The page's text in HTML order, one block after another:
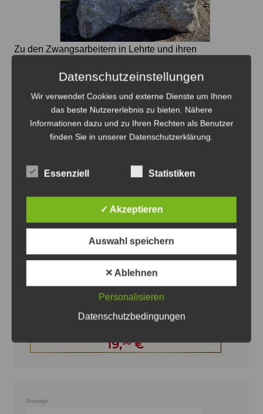
Zu den Zwangsarbeitern in Lehrte und ihren
diesen Gedenkstein - Foto: Stadt Lehrte
Zwangsarbeitslager und Tod
31. Juli 2026
Anzeige
Datenschutzeinstellungen
Wir verwendet Cookies und externe Dienste um Ihnen
das beste Nutzererlebnis zu bieten. Nähere
Informationen dazu und zu Ihren Rechten als Benutzer
finden Sie in unserer Datenschutzerklärung.
Essenziell Statistiken
✓ Akzeptieren
Auswahl speichern
✕ Ablehnen
Personalisieren
Datenschutzbedingungen